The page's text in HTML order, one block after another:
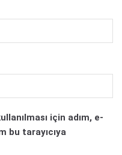
için adım, e-
bu tarayıcıya